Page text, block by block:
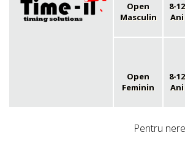
Open
Masculin
8-12
Ani
Open
Feminin
8-12
Ani
Pentru